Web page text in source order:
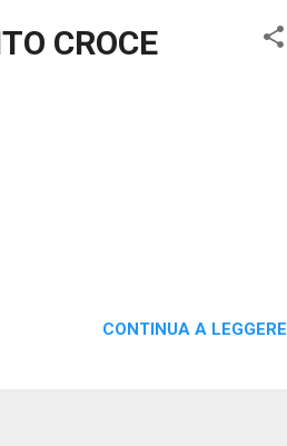
CROCE
CONTINUA A LEGGERE